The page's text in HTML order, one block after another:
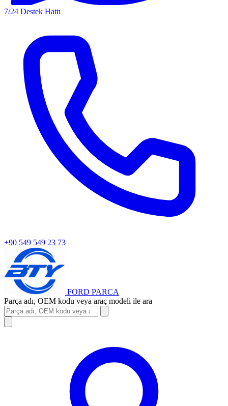
7/24 Destek Hattı
+90 549 549 23 73
FORD PARCA
Parça adı, OEM kodu veya araç modeli ile ara